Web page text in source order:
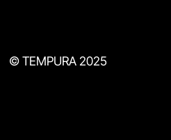
© TEMPURA 2025